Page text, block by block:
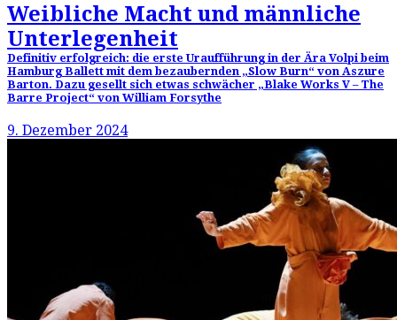
Weibliche Macht und männliche
Unterlegenheit
Definitiv erfolgreich: die erste Uraufführung in der Ära Volpi beim
Hamburg Ballett mit dem bezaubernden „Slow Burn“ von Aszure
Barton. Dazu gesellt sich etwas schwächer „Blake Works V – The
Barre Project“ von William Forsythe
9. Dezember 2024